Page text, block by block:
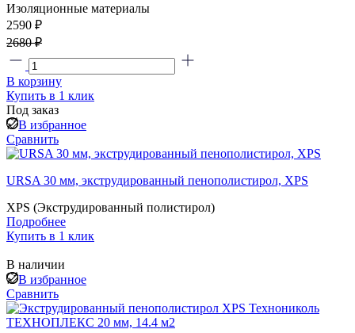
Изоляционные материалы
2590 ₽
2680 ₽
В корзину
Купить в 1 клик
Под заказ
В избранное
Сравнить
URSA 30 мм, экструдированный пенополистирол, XPS
XPS (Экструдированный полистирол)
Подробнее
Купить в 1 клик
В наличии
В избранное
Сравнить